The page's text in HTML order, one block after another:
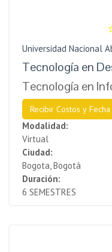
Universidad Nacional
Tecnología en
Tecnología en
Recibir Costos y
Modalidad:
Virtual
Ciudad:
Bogota, Bogotá
Duración:
6 SEMESTRES